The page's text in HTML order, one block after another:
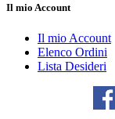
Il mio Account
Il mio Account
Elenco Ordini
Lista Desideri